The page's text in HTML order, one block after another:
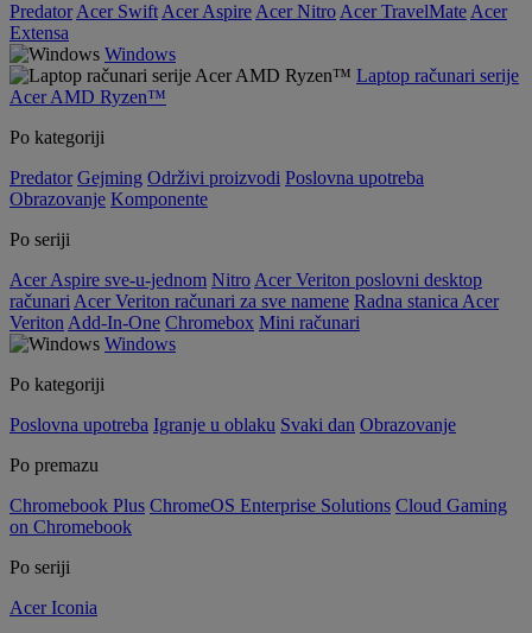
Predator Acer Swift Acer Aspire Acer Nitro Acer TravelMate Acer
Extensa
Windows
Laptop računari serije
Acer AMD Ryzen™
Po kategoriji
Predator Gejming Održivi proizvodi Poslovna upotreba
Obrazovanje Komponente
Po seriji
Acer Aspire sve-u-jednom Nitro Acer Veriton poslovni desktop
računari Acer Veriton računari za sve namene Radna stanica Acer
Veriton Add-In-One Chromebox Mini računari
Windows
Po kategoriji
Poslovna upotreba Igranje u oblaku Svaki dan Obrazovanje
Po premazu
Chromebook Plus ChromeOS Enterprise Solutions Cloud Gaming
on Chromebook
Po seriji
Acer Iconia